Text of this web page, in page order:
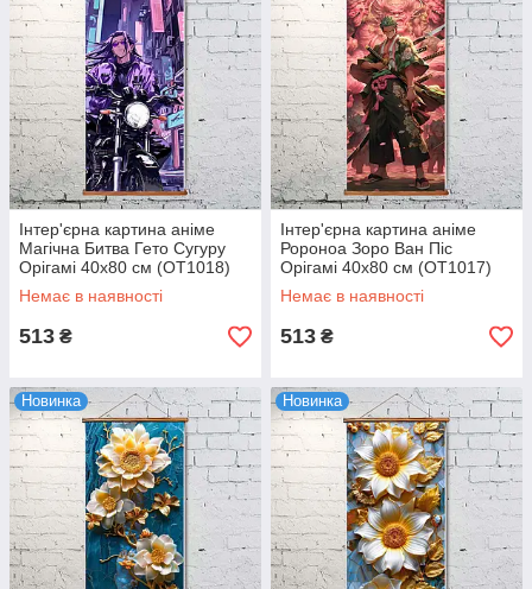
Інтер'єрна картина аніме
Магічна Битва Гето Сугуру
Орігамі 40x80 см (OT1018)
Немає в наявності
513 ₴
Інтер'єрна картина аніме
Ророноа Зоро Ван Піс
Орігамі 40x80 см (OT1017)
Немає в наявності
513 ₴
Новинка Новинка